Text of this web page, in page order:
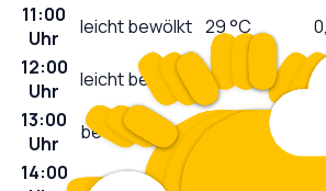
11:00
Uhr
leicht bewölkt 29°C
12:00
Uhr
leicht bewölkt 30 °C
13:00
Uhr
bedeckt 31
14:00 wolkig